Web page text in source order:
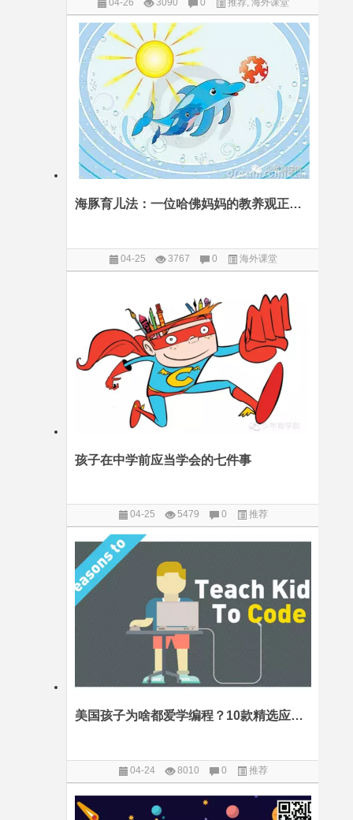
04-26 3090 0 推荐, 海外课堂
海豚育儿法：一位哈佛妈妈的教养观正在席卷全球
04-25 3767 0 海外课堂
孩子在中学前应当学会的七件事
04-25 5479 0 推荐
美国孩子为啥都爱学编程？10款精选应用一网打尽
04-24 8010 0 推荐